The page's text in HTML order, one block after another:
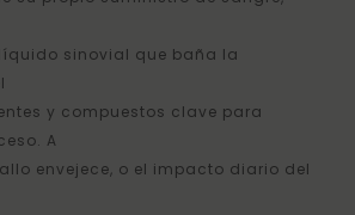
sinovial que baña la
y compuestos clave para
A
envejece, o el impacto diario del